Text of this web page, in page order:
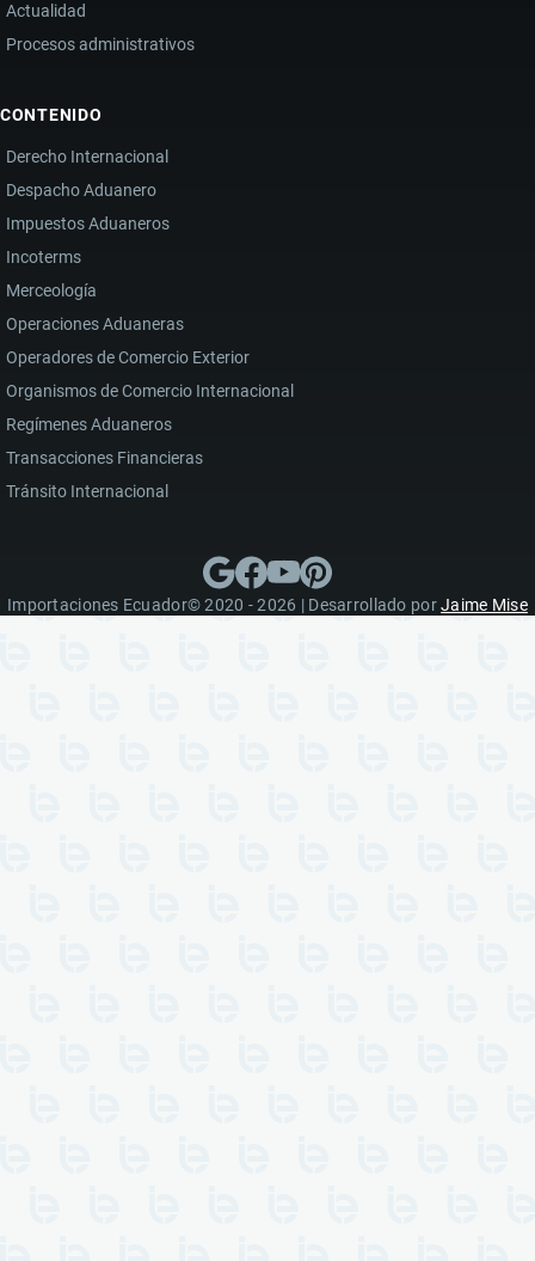
Actualidad
Procesos administrativos
CONTENIDO
Derecho Internacional
Despacho Aduanero
Impuestos Aduaneros
Incoterms
Merceología
Operaciones Aduaneras
Operadores de Comercio Exterior
Organismos de Comercio Internacional
Regímenes Aduaneros
Transacciones Financieras
Tránsito Internacional
Importaciones Ecuador© 2020 - 2026 | Desarrollado porJaime Mise